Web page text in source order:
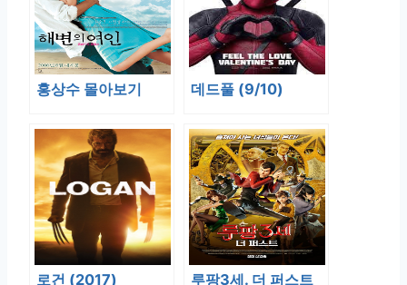
홍상수 몰아보기 데드풀 (9/10)
로건 (2017)
루팡3세. 더 퍼스트